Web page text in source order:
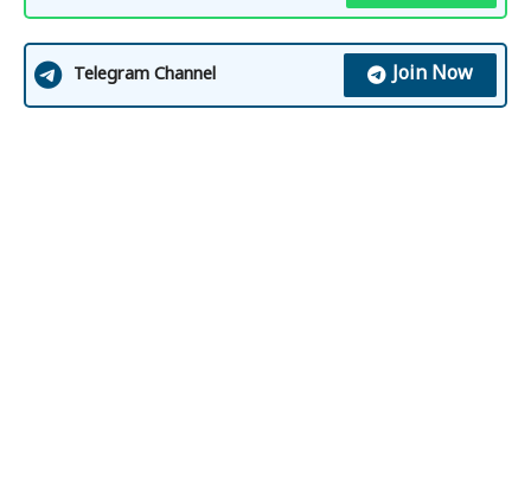
Telegram Channel Join Now